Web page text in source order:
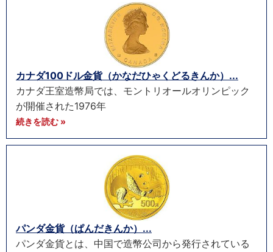
カナダ100ドル金貨（かなだひゃくどるきんか）...
カナダ王室造幣局では、モントリオールオリンピック
が開催された1976年
続きを読む »
パンダ金貨（ぱんだきんか）...
パンダ金貨とは、中国で造幣公司から発行されている